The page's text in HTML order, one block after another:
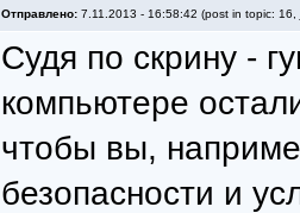
Отправлено: 7.11.2013 - 16:58:42 (post in topic: 16,
Судя по скрину -
компьютере
чтобы вы,
безопасности и